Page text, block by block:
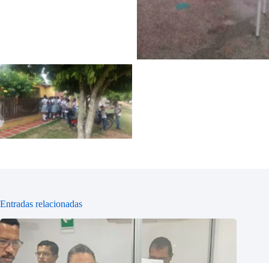
Sin leyenda
Entradas relacionadas